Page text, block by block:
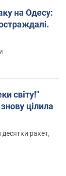
на Одесу:
світу!"
цілила
ракет,